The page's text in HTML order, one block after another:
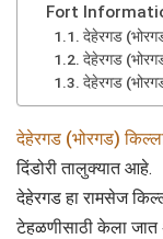
Fort
देहेरगड
देहेरगड
देहेरगड
देहेरगड (भोरगड) किल्ला
दिंडोरी तालुक्यात आहे.
देहेरगड हा रामसेज
टेहळणीसाठी केला जात